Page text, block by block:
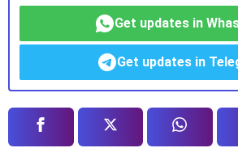
Get updates in
Get updates in